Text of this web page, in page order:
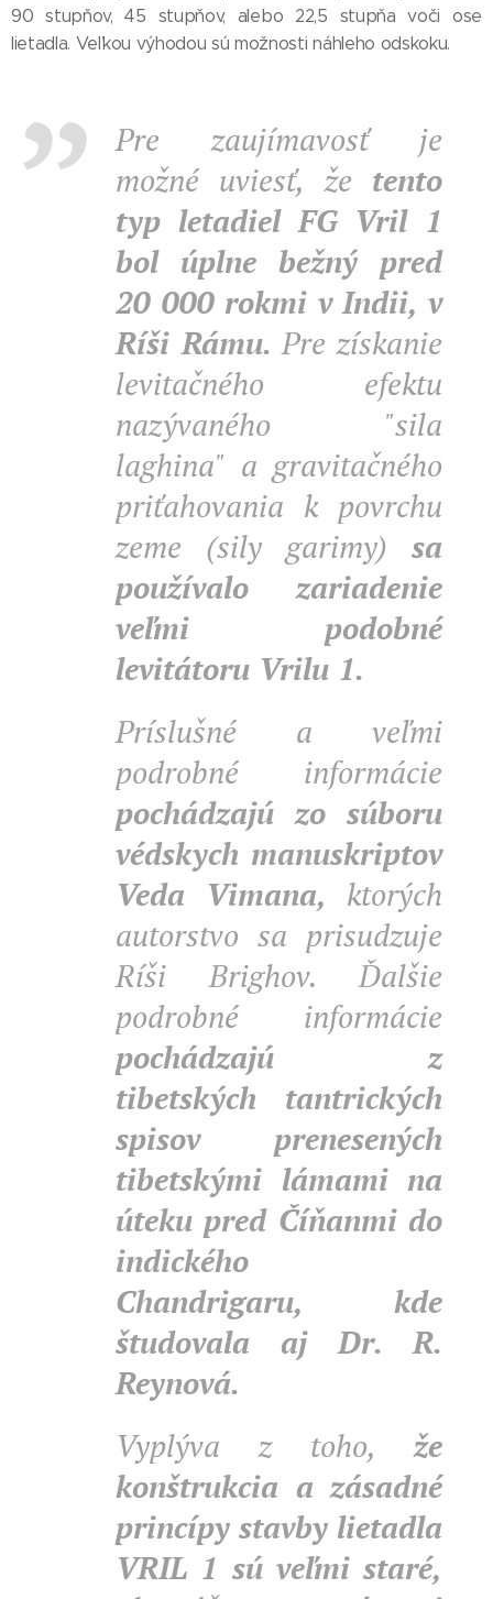
90 stupňov, 45 stupňov, alebo 22,5 stupňa voči ose
lietadla. Veľkou výhodou sú možnosti náhleho odskoku.
Pre zaujímavosť je
možné uviesť, že tento
typ letadiel FG Vril 1
bol úplne bežný pred
20 000 rokmi v Indii, v
Ríši Rámu. Pre získanie
levitačného efektu
nazývaného "sila
laghina" a gravitačného
priťahovania k povrchu
zeme (sily garimy) sa
používalo zariadenie
veľmi podobné
levitátoru Vrilu 1.
Príslušné a veľmi
podrobné informácie
pochádzajú zo súboru
védskych manuskriptov
Veda Vimana, ktorých
autorstvo sa prisudzuje
Ríši Brighov. Ďalšie
podrobné informácie
pochádzajú z
tibetských tantrických
spisov prenesených
tibetskými lámami na
úteku pred Číňanmi do
indického
Chandrigaru, kde
študovala aj Dr. R.
Reynová.
Vyplýva z toho,že
konštrukcia a zásadné
princípy stavby lietadla
VRIL 1 sú veľmi staré,